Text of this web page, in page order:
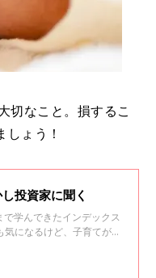
切なこと。損するこ
ょう！
投資家に聞く
学んできたインデックス